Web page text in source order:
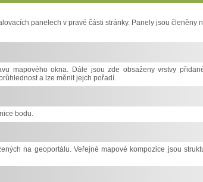
panelech v pravé části stránky. Panely jsou členěny
mapového okna. Dále jsou zde obsaženy vrstvy
a lze měnit jejch pořadí.
bodu.
na geoportálu. Veřejné mapové kompozice jsou